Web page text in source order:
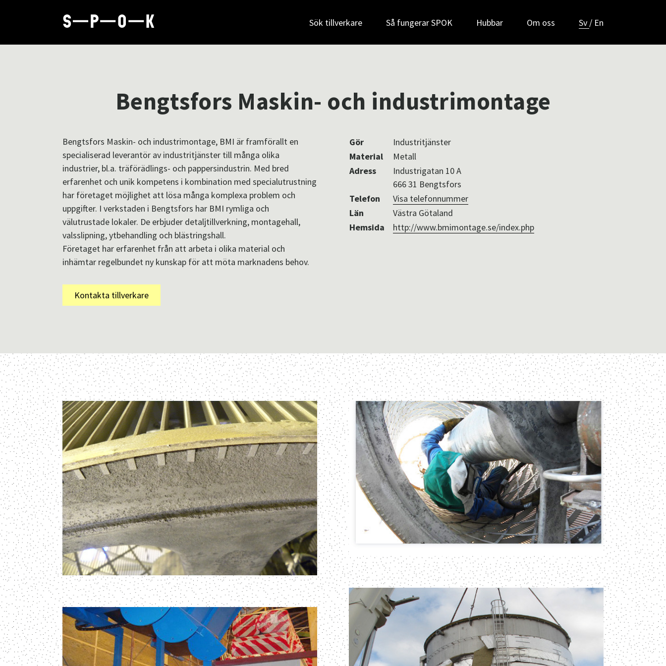
Sök tillverkare Så fungerar SPOK Hubbar Om oss Sv / En
Bengtsfors Maskin- och industrimontage
Bengtsfors Maskin- och industrimontage, BMI är framförallt en
specialiserad leverantör av industritjänster till många olika
industrier, bl.a. träförädlings- och pappersindustrin. Med bred
erfarenhet och unik kompetens i kombination med specialutrustning
har företaget möjlighet att lösa många komplexa problem och
uppgifter. I verkstaden i Bengtsfors har BMI rymliga och
välutrustade lokaler. De erbjuder detaljtillverkning, montagehall,
valsslipning, ytbehandling och blästringshall.
Företaget har erfarenhet från att arbeta i olika material och
inhämtar regelbundet ny kunskap för att möta marknadens behov.
Gör
Industritjänster
Material
Metall
Adress
Industrigatan 10 A
666 31 Bengtsfors
Telefon
Visa telefonnummer
Län
Västra Götaland
Hemsida
http://www.bmimontage.se/index.php
Kontakta tillverkare